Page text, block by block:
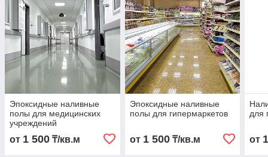
Эпоксидные наливные
полы для медицинских
учреждений
от 1 500 ₸/кв.м
Эпоксидные наливные
полы для гипермаркетов
от 1 500₸/кв.м
для
от